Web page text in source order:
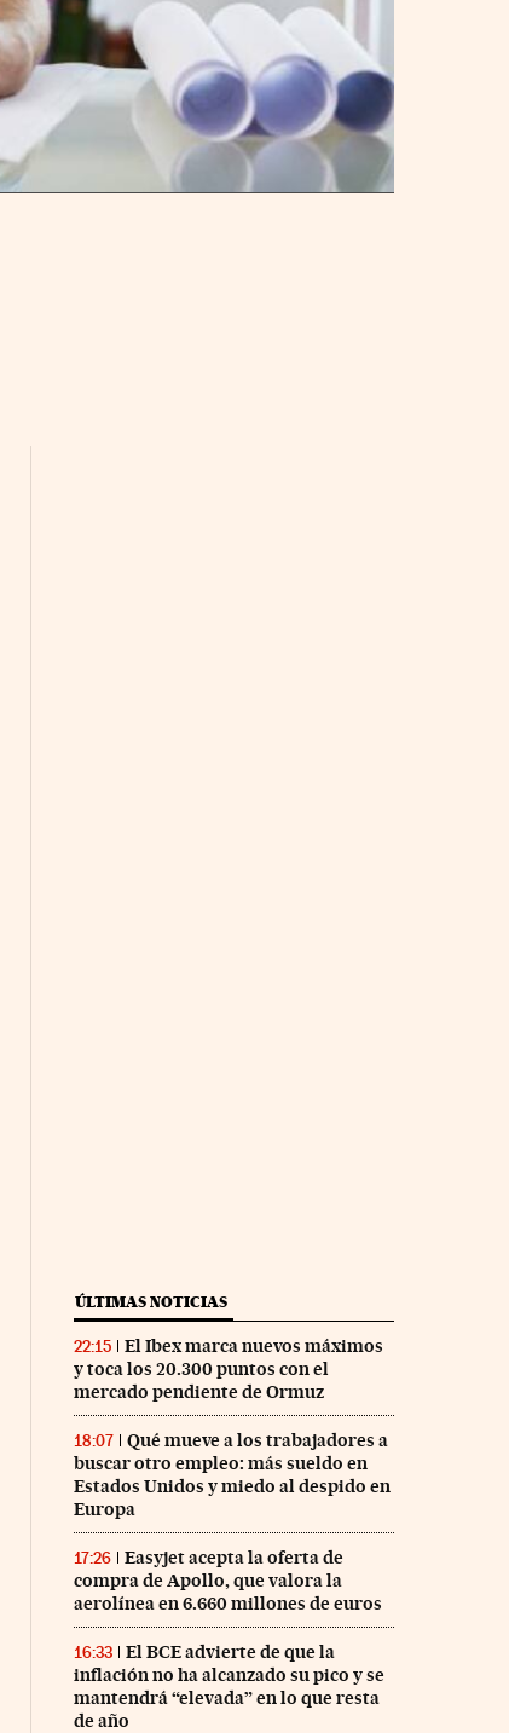
ÚLTIMAS NOTICIAS
22:15
El Ibex marca nuevos máximos
y toca los 20.300 puntos con el
mercado pendiente de Ormuz
18:07
Qué mueve a los trabajadores a
buscar otro empleo: más sueldo en
Estados Unidos y miedo al despido en
Europa
17:26
Easyjet acepta la oferta de
compra de Apollo, que valora la
aerolínea en 6.660 millones de euros
16:33
El BCE advierte de que la
inflación no ha alcanzado su pico y se
mantendrá “elevada” en lo que resta
de año